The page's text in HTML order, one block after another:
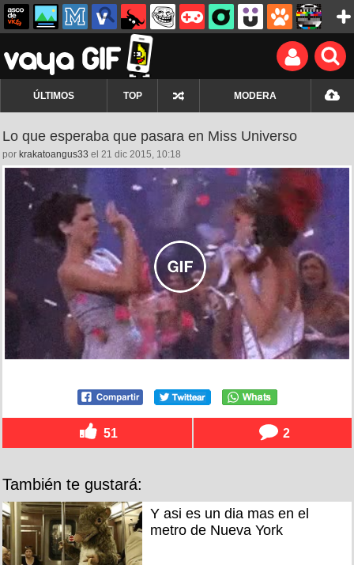
ÚLTIMOS TOP MODERA
Lo que esperaba que pasara en Miss Universo
por krakatoangus33 el 21 dic 2015, 10:18
51 2
También te gustará:
Y asi es un dia mas en el
metro de Nueva York